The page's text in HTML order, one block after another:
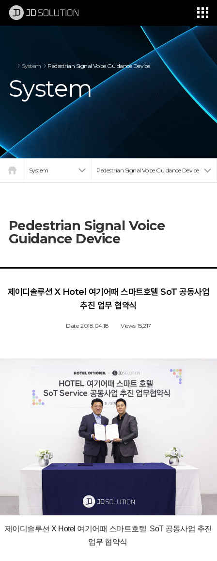
System Pedestrian Signal Voice Guidance Device
System
System Pedestrian Signal Voice Guidance Device
Pedestrian Signal Voice
Guidance Device
제이디솔루션 X Hotel 여기어때 스마트호텔 SoT 공동사업
추진 업무 협약식
Date 2018.04.18 Views 15,217
제이디솔루션 X Hotel 여기어때 스마트호텔 SoT 공동사업 추진
업무 협약식